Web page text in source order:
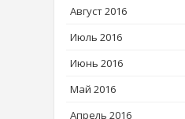
Август 2016
Июль 2016
Июнь 2016
Май 2016
Апрель 2016